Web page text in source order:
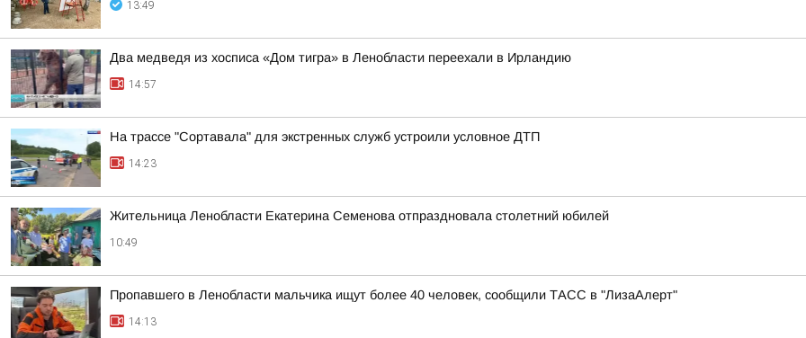
13:49
Два медведя из хосписа «Дом тигра» в Ленобласти переехали в Ирландию
14:57
На трассе "Сортавала" для экстренных служб устроили условное ДТП
14:23
Жительница Ленобласти Екатерина Семенова отпраздновала столетний юбилей
10:49
Пропавшего в Ленобласти мальчика ищут более 40 человек, сообщили ТАСС в "ЛизаАлерт"
14:13